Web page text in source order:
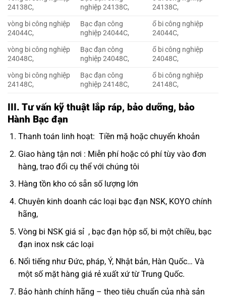
24138C,
nghiệp 24138C,
24138C,
vòng bi công nghiệp
24044C,
Bạc đạn công
nghiệp 24044C,
ổ bi công nghiệp
24044C,
vòng bi công nghiệp
24048C,
Bạc đạn công
nghiệp 24048C,
ổ bi công nghiệp
24048C,
vòng bi công nghiệp
24148C,
Bạc đạn công
nghiệp 24148C,
ổ bi công nghiệp
24148C,
III. Tư vấn kỹ thuật lắp ráp, bảo dưỡng, bảo
Hành Bạc đạn
Thanh toán linh hoạt: Tiền mặ hoặc chuyển khoản
Giao hàng tận nơi : Miễn phí hoặc có phí tùy vào đơn
hàng, trao đổi cụ thể với chúng tôi
Hàng tồn kho có sẵn số lượng lớn
Chuyên kinh doanh các loại bạc đạn NSK, KOYO chính
hãng,
Vòng bi NSK giá sỉ, bạc đạn hộp số, bi một chiều, bạc
đạn inox nskcác loại
Nổi tiếng như Đức, pháp, Ý, Nhật bản, Hàn Quốc… Và
một số mặt hàng giá rẻ xuất xứ từ Trung Quốc.
Bảo hành chính hãng – theo tiêu chuẩn của nhà sản